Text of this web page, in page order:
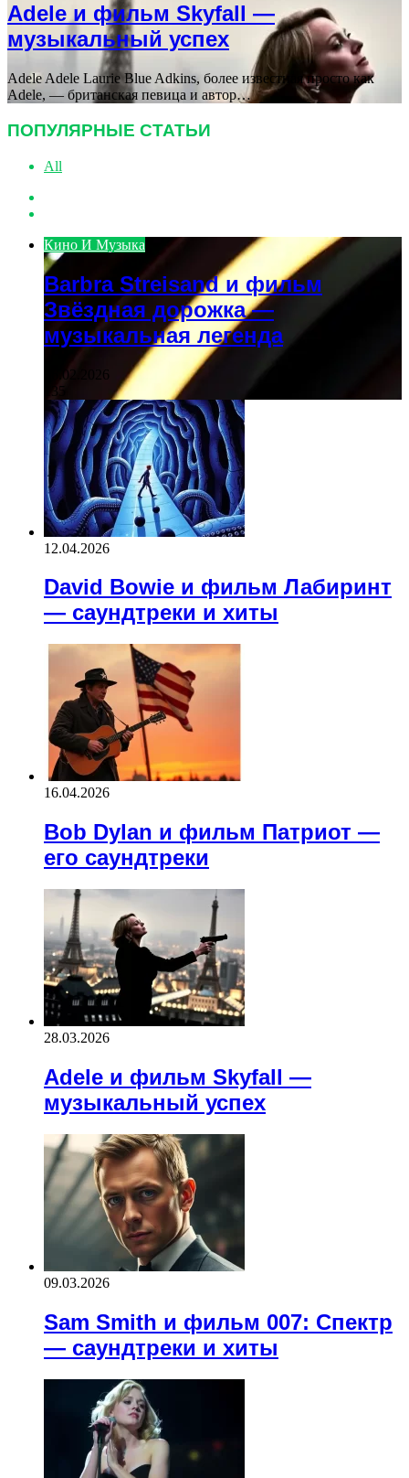
Adele и фильм Skyfall —
музыкальный успех
Adele Adele Laurie Blue Adkins, более известная просто как
Adele, — британская певица и автор…
ПОПУЛЯРНЫЕ СТАТЬИ
All
Кино И Музыка
Barbra Streisand и фильм
Звёздная дорожка —
музыкальная легенда
26.02.2026
135
12.04.2026
David Bowie и фильм Лабиринт
— саундтреки и хиты
16.04.2026
Bob Dylan и фильм Патриот —
его саундтреки
28.03.2026
Adele и фильм Skyfall —
музыкальный успех
09.03.2026
Sam Smith и фильм 007: Спектр
— саундтреки и хиты